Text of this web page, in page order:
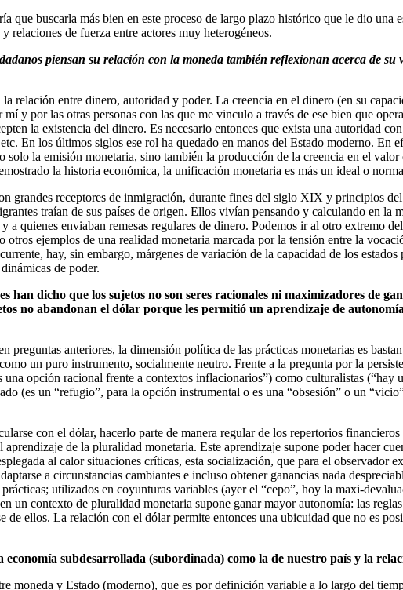
que buscarla más bien en este proceso de largo plazo histórico que le dio
relaciones de fuerza entre actores muy heterogéneos.
piensan su relación con la moneda también reflexionan acerca de su
relación entre dinero, autoridad y poder. La creencia en el dinero (en su
y por las otras personas con las que me vinculo a través de ese bien que
la existencia del dinero. Es necesario entonces que exista una autoridad
En los últimos siglos ese rol ha quedado en manos del Estado moderno. En
solo la emisión monetaria, sino también la producción de la creencia en el
la historia económica, la unificación monetaria es más un ideal o
grandes receptores de inmigración, durante fines del siglo XIX y principios
traían de sus países de origen. Ellos vivían pensando y calculando en la
a quienes enviaban remesas regulares de dinero. Podemos ir al otro extremo
ejemplos de una realidad monetaria marcada por la tensión entre la
hay, sin embargo, márgenes de variación de la capacidad de los
de poder.
han dicho que los sujetos no son seres racionales ni maximizadores de
no abandonan el dólar porque les permitió un aprendizaje de
preguntas anteriores, la dimensión política de las prácticas monetarias es
un puro instrumento, socialmente neutro. Frente a la pregunta por la
una opción racional frente a contextos inflacionarios”) como culturalistas
(es un “refugio”, para la opción instrumental o es una “obsesión” o un
con el dólar, hacerlo parte de manera regular de los repertorios
de la pluralidad monetaria. Este aprendizaje supone poder hacer
al calor situaciones críticas, esta socialización, que para el observador
a circunstancias cambiantes e incluso obtener ganancias nada
utilizados en coyunturas variables (ayer el “cepo”, hoy la maxi-
un contexto de pluralidad monetaria supone ganar mayor autonomía: las
de ellos. La relación con el dólar permite entonces una ubicuidad que no es
subdesarrollada (subordinada) como la de nuestro país y la
moneda y Estado (moderno), que es por definición variable a lo largo del